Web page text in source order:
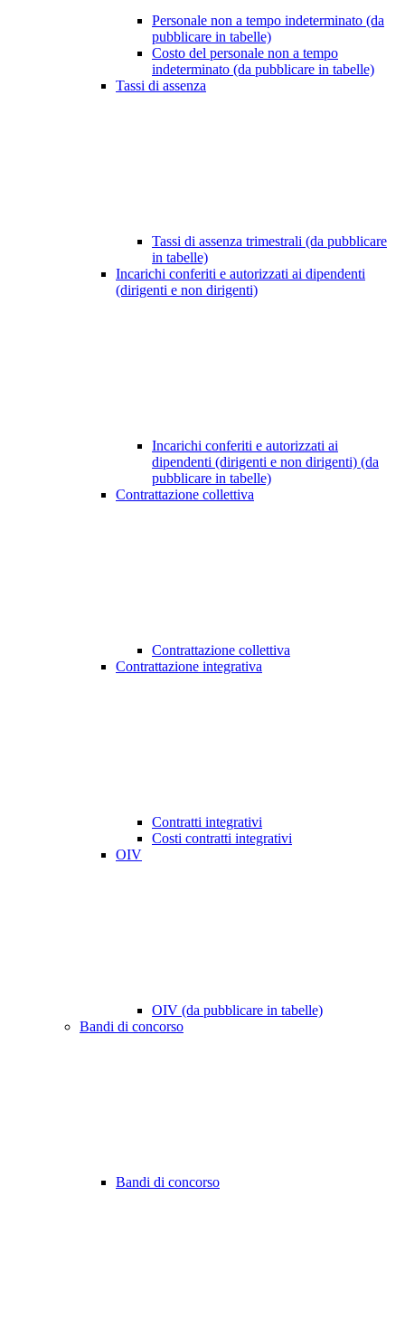
Personale non a tempo indeterminato (da
pubblicare in tabelle)
Costo del personale non a tempo
indeterminato (da pubblicare in tabelle)
Tassi di assenza
Tassi di assenza trimestrali (da pubblicare
in tabelle)
Incarichi conferiti e autorizzati ai dipendenti
(dirigenti e non dirigenti)
Incarichi conferiti e autorizzati ai
dipendenti (dirigenti e non dirigenti) (da
pubblicare in tabelle)
Contrattazione collettiva
Contrattazione collettiva
Contrattazione integrativa
Contratti integrativi
Costi contratti integrativi
OIV
OIV (da pubblicare in tabelle)
Bandi di concorso
Bandi di concorso